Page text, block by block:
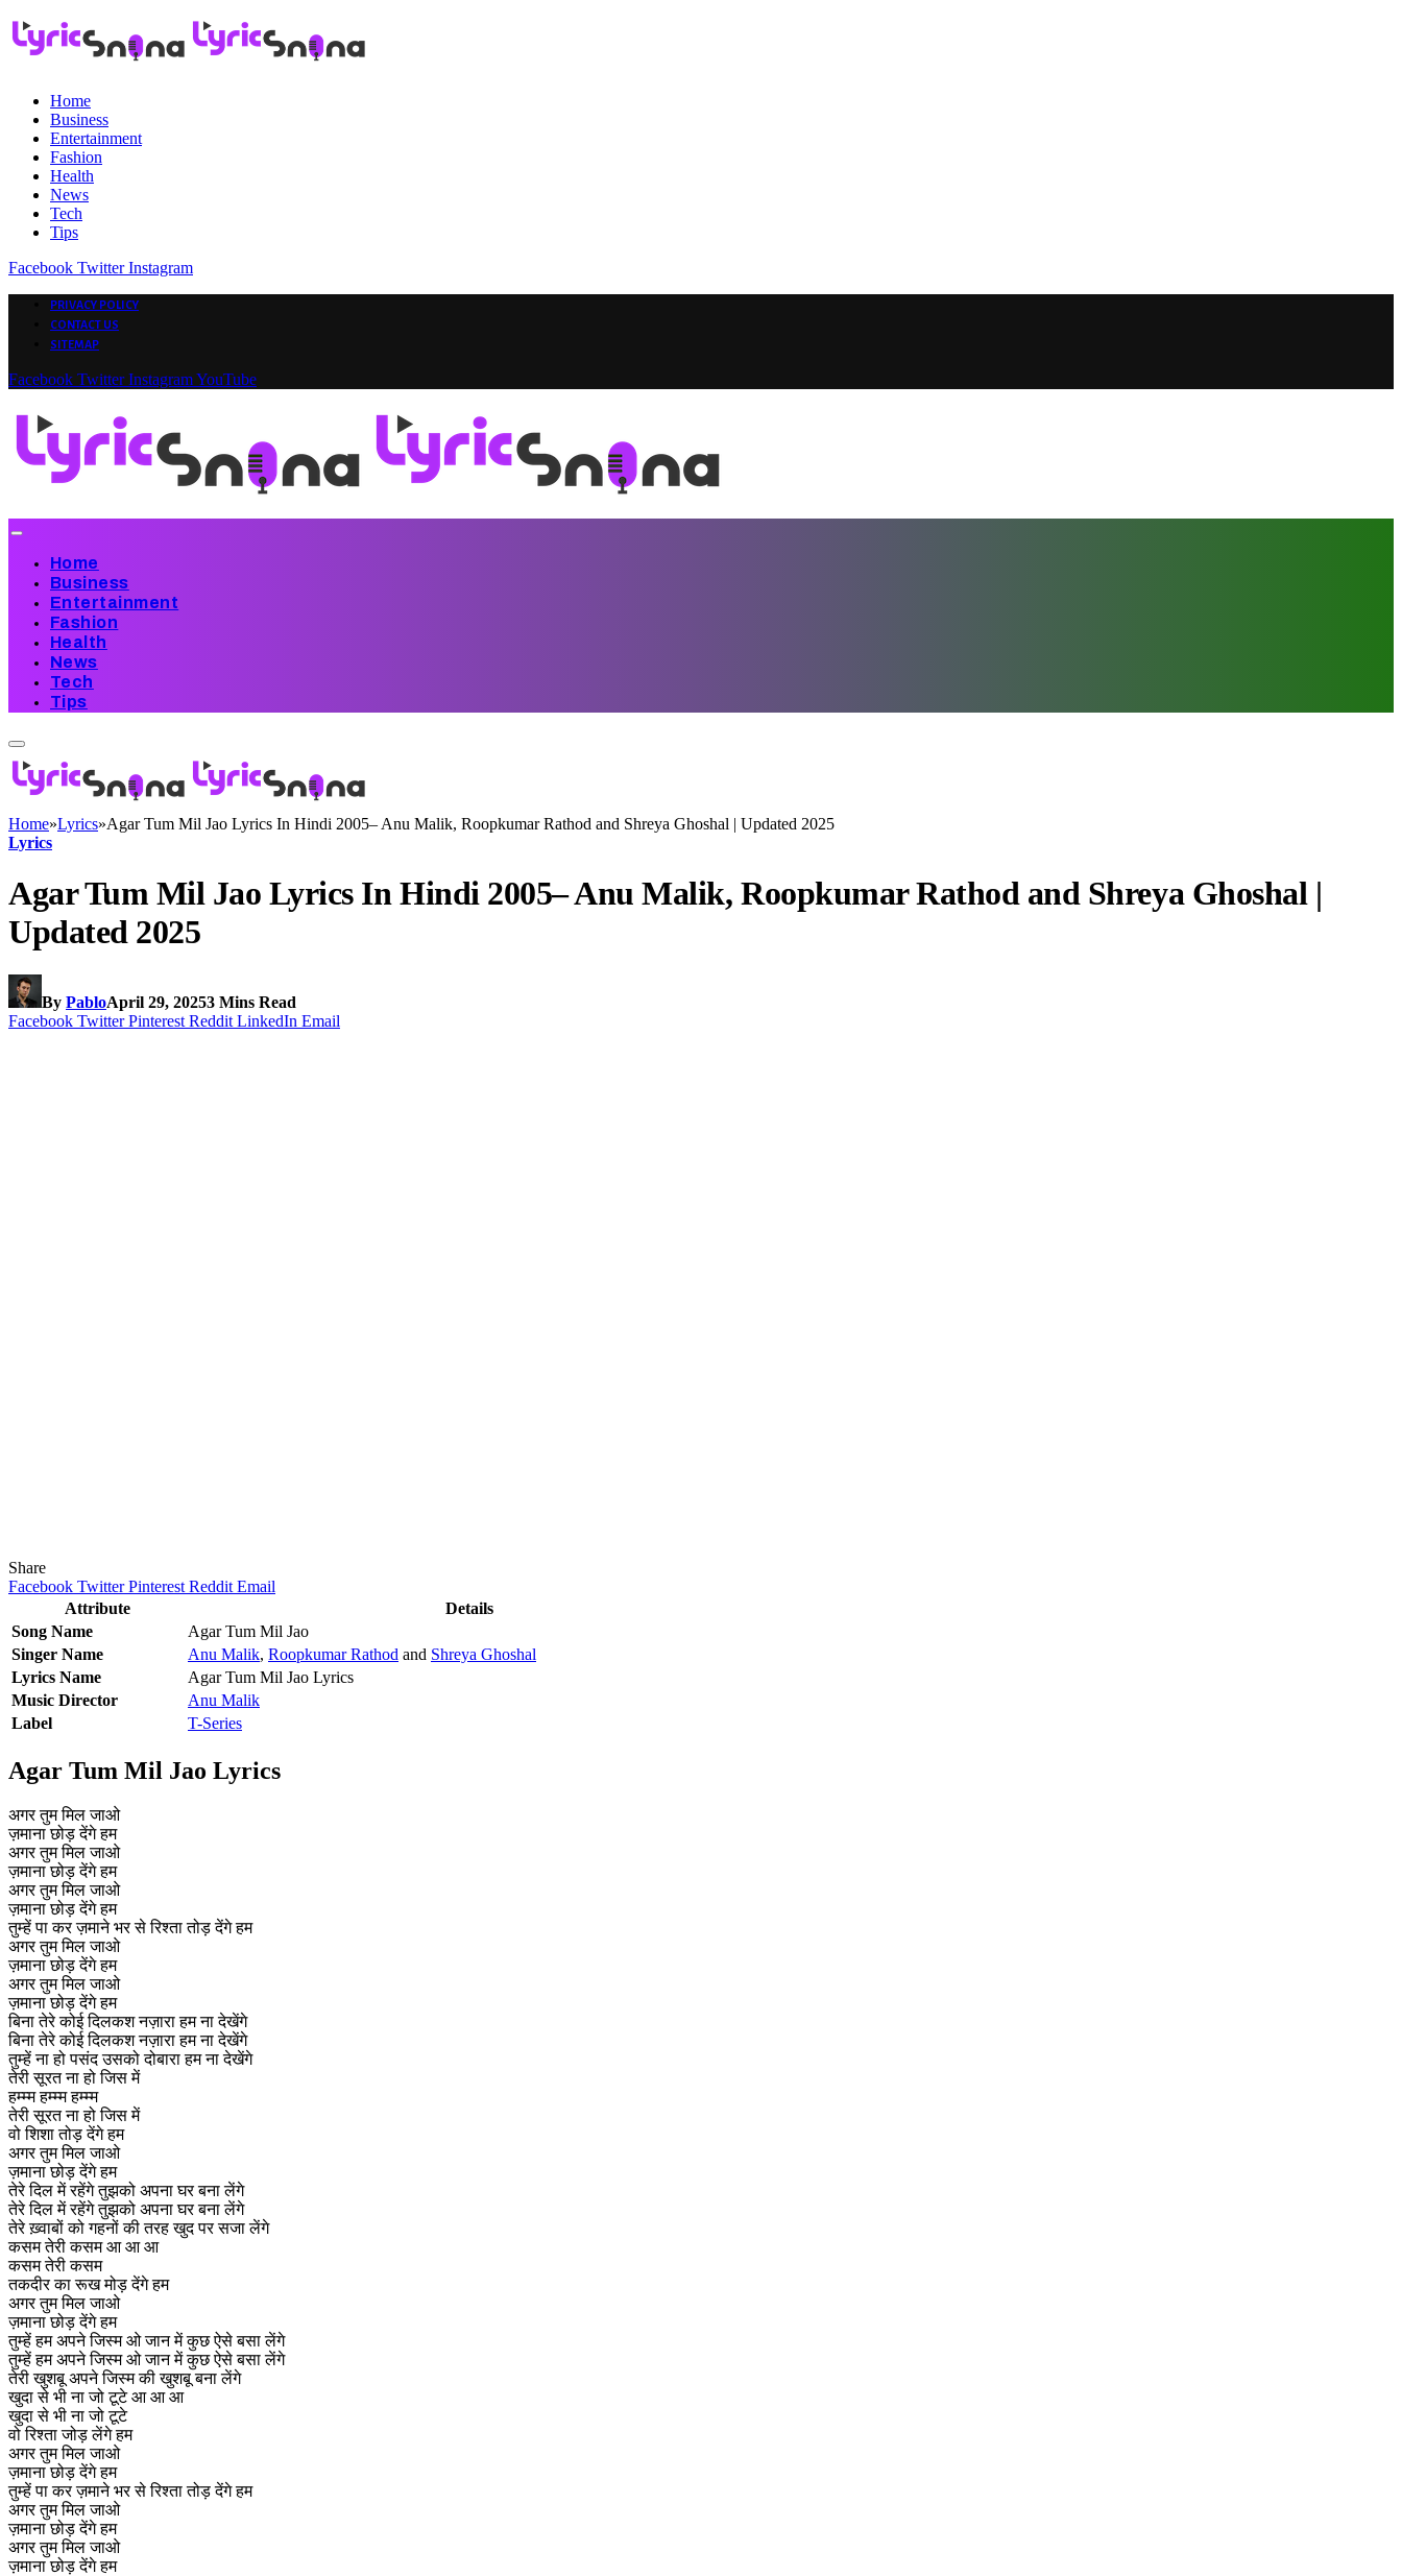
Home
Business
Entertainment
Fashion
Health
News
Tech
Tips
Facebook Twitter Instagram
PRIVACY POLICY
CONTACT US
SITEMAP
Facebook Twitter InstagramYouTube
Home
Business
Entertainment
Fashion
Health
News
Tech
Tips
Home»Lyrics»Agar Tum Mil Jao Lyrics In Hindi 2005– Anu Malik, Roopkumar Rathod and Shreya Ghoshal | Updated 2025
Lyrics
Agar Tum Mil Jao Lyrics In Hindi 2005– Anu Malik, Roopkumar Rathod and Shreya Ghoshal |
Updated 2025
By PabloApril 29, 20253 Mins Read
Facebook Twitter Pinterest Reddit LinkedIn Email
Share
Facebook Twitter Pinterest Reddit Email
Attribute
Details
Song Name
Agar Tum Mil Jao
Singer Name
Anu Malik, Roopkumar Rathod and Shreya Ghoshal
Lyrics Name
Agar Tum Mil Jao Lyrics
Music Director
Anu Malik
Label
T-Series
Agar Tum Mil Jao Lyrics
अगर तुम मिल जाओ
ज़माना छोड़ देंगे हम
अगर तुम मिल जाओ
ज़माना छोड़ देंगे हम
अगर तुम मिल जाओ
ज़माना छोड़ देंगे हम
तुम्हें पा कर ज़माने भर से रिश्ता तोड़ देंगे हम
अगर तुम मिल जाओ
ज़माना छोड़ देंगे हम
अगर तुम मिल जाओ
ज़माना छोड़ देंगे हम
बिना तेरे कोई दिलकश नज़ारा हम ना देखेंगे
बिना तेरे कोई दिलकश नज़ारा हम ना देखेंगे
तुम्हें ना हो पसंद उसको दोबारा हम ना देखेंगे
तेरी सूरत ना हो जिस में
हम्म्म हम्म्म हम्म्म
तेरी सूरत ना हो जिस में
वो शिशा तोड़ देंगे हम
अगर तुम मिल जाओ
ज़माना छोड़ देंगे हम
तेरे दिल में रहेंगे तुझको अपना घर बना लेंगे
तेरे दिल में रहेंगे तुझको अपना घर बना लेंगे
तेरे ख़्वाबों को गहनों की तरह खुद पर सजा लेंगे
कसम तेरी कसम आ आ आ
कसम तेरी कसम
तकदीर का रूख मोड़ देंगे हम
अगर तुम मिल जाओ
ज़माना छोड़ देंगे हम
तुम्हें हम अपने जिस्म ओ जान में कुछ ऐसे बसा लेंगे
तुम्हें हम अपने जिस्म ओ जान में कुछ ऐसे बसा लेंगे
तेरी खुशबू अपने जिस्म की खुशबू बना लेंगे
खुदा से भी ना जो टूटे आ आ आ
खुदा से भी ना जो टूटे
वो रिश्ता जोड़ लेंगे हम
अगर तुम मिल जाओ
ज़माना छोड़ देंगे हम
तुम्हें पा कर ज़माने भर से रिश्ता तोड़ देंगे हम
अगर तुम मिल जाओ
ज़माना छोड़ देंगे हम
अगर तुम मिल जाओ
ज़माना छोड़ देंगे हम